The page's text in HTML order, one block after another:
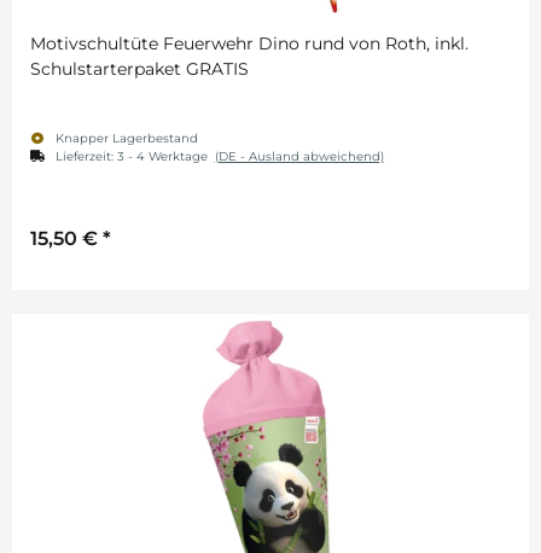
Motivschultüte Feuerwehr Dino rund von Roth, inkl.
Schulstarterpaket GRATIS
Knapper Lagerbestand
Lieferzeit: 3 - 4 Werktage (DE - Ausland abweichend)
15,50 € *